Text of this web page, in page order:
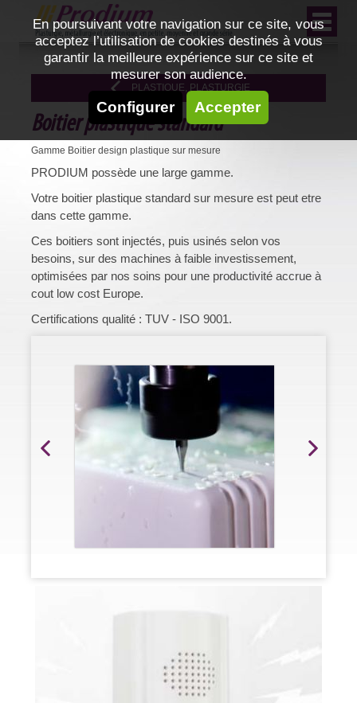
En poursuivant votre navigation sur ce site, vous
acceptez l’utilisation de cookies destinés à vous
garantir la meilleure expérience sur ce site et
mesurer son audience.
Configurer Accepter
PLASTIQUE, PLASTURGIE
Boitier plastique standard
Gamme Boitier design plastique sur mesure
PRODIUM possède une large gamme.
Votre boitier plastique standard sur mesure est peut etre
dans cette gamme.
Ces boitiers sont injectés, puis usinés selon vos
besoins, sur des machines à faible investissement,
optimisées par nos soins pour une productivité accrue à
cout low cost Europe.
Certifications qualité : TUV - ISO 9001.